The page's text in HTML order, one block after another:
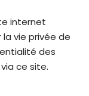
internet
la vie privée de
des
ce site.